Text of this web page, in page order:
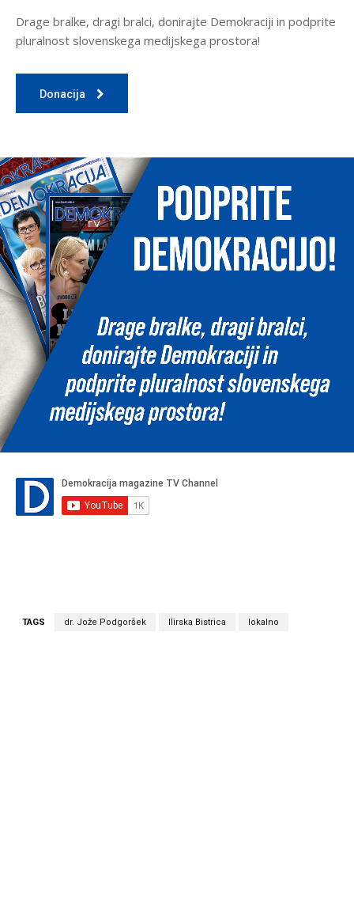
Drage bralke, dragi bralci, donirajte Demokraciji in podprite
pluralnost slovenskega medijskega prostora!
Donacija
TAGS dr. Jože Podgoršek Ilirska Bistrica lokalno